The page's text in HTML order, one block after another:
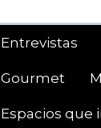
Entrevistas
Gourmet
Espacios que